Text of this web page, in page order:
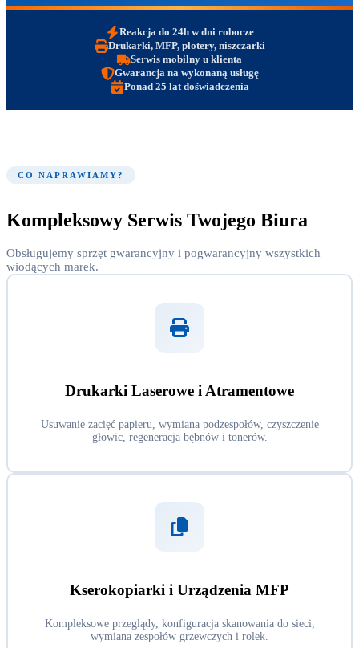
Reakcja do 24h w dni robocze
Drukarki, MFP, plotery, niszczarki
Serwis mobilny u klienta
Gwarancja na wykonaną usługę
Ponad 25 lat doświadczenia
CO NAPRAWIAMY?
Kompleksowy Serwis Twojego Biura
Obsługujemy sprzęt gwarancyjny i pogwarancyjny wszystkich
wiodących marek.
Drukarki Laserowe i Atramentowe
Usuwanie zacięć papieru, wymiana podzespołów, czyszczenie
głowic, regeneracja bębnów i tonerów.
Kserokopiarki i Urządzenia MFP
Kompleksowe przeglądy, konfiguracja skanowania do sieci,
wymiana zespołów grzewczych i rolek.